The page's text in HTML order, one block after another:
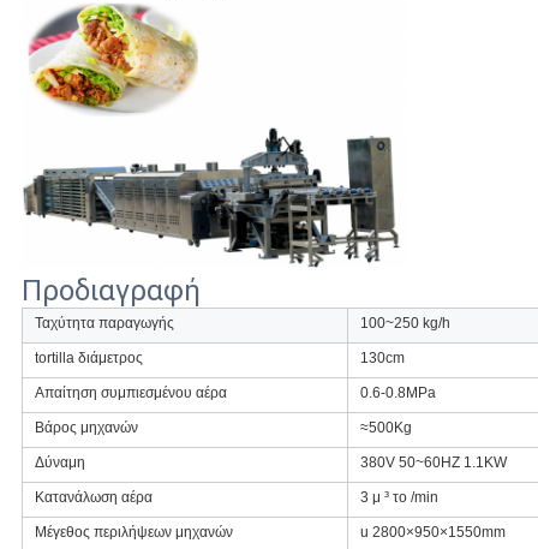
Προδιαγραφή
Ταχύτητα παραγωγής 100~250 kg/h
tortilla διάμετρος 130cm
Απαίτηση συμπιεσμένου αέρα 0.6-0.8MPa
Βάρος μηχανών ≈500Kg
Δύναμη 380V 50~60HZ 1.1KW
Κατανάλωση αέρα 3 μ ³ το /min
Μέγεθος περιλήψεων μηχανών u 2800×950×1550mm